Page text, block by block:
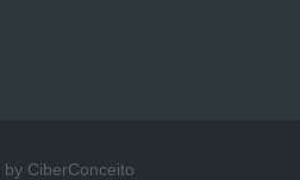
by CiberConceito